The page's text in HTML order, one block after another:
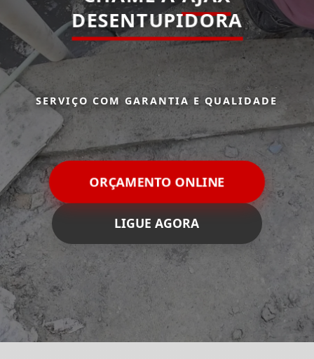
DESENTUPIDORA
SERVIÇO COM GARANTIA E QUALIDADE
ORÇAMENTO ONLINE
LIGUE AGORA